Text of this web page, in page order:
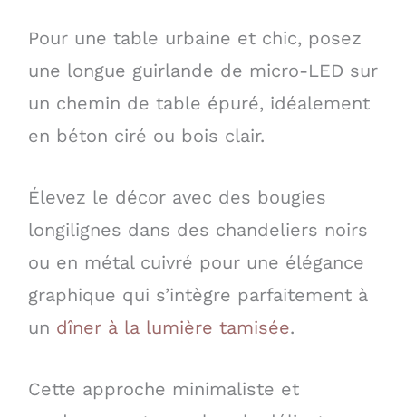
Pour une table urbaine et chic, posez
une longue guirlande de micro-LED sur
un chemin de table épuré, idéalement
en béton ciré ou bois clair.
Élevez le décor avec des bougies
longilignes dans des chandeliers noirs
ou en métal cuivré pour une élégance
graphique qui s’intègre parfaitement à
un dîner à la lumière tamisée.
Cette approche minimaliste et